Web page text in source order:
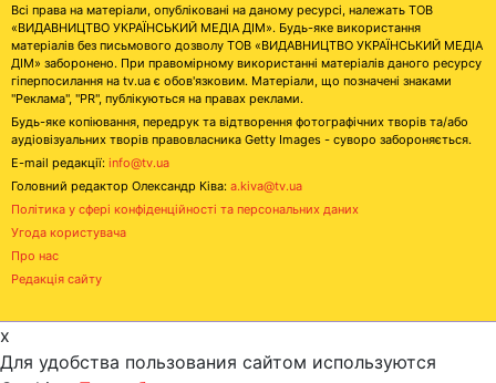
Всі права на матеріали, опубліковані на даному ресурсі, належать ТОВ
«ВИДАВНИЦТВО УКРАЇНСЬКИЙ МЕДІА ДІМ». Будь-яке використання
матеріалів без письмового дозволу ТОВ «ВИДАВНИЦТВО УКРАЇНСЬКИЙ МЕДІА
ДІМ» заборонено. При правомірному використанні матеріалів даного ресурсу
гіперпосилання на tv.ua є обов'язковим. Матеріали, що позначені знаками
"Реклама", "PR", публікуються на правах реклами.
Будь-яке копіювання, передрук та відтворення фотографічних творів та/або
аудіовізуальних творів правовласника Getty Images - суворо забороняється.
E-mail редакції: info@tv.ua
Головний редактор Олександр Ківа: a.kiva@tv.ua
Політика у сфері конфіденційності та персональних даних
Угода користувача
Про нас
Редакція сайту
x
Для удобства пользования сайтом используются